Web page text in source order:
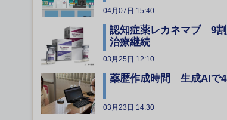
04月07日 15:40
認知症薬レカネマブ 9割
治療継続
03月25日 12:10
薬歴作成時間 生成AIで
03月23日 14:30